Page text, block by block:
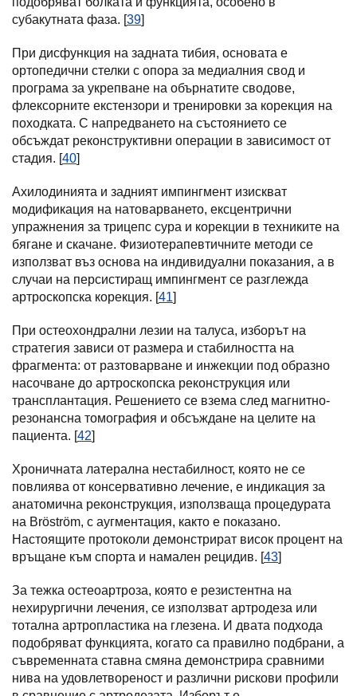
субакутната фаза. [39]
При дисфункция на задната тибия, основата е
ортопедични стелки с опора за медиалния свод и
програма за укрепване на обърнатите сводове,
флексорните екстензори и тренировки за корекция на
походката. С напредването на състоянието се
обсъждат реконструктивни операции в зависимост от
стадия. [40]
Ахилодинията и задният импингмент изискват
модификация на натоварването, ексцентрични
упражнения за трицепс сура и корекции в техниките на
бягане и скачане. Физиотерапевтичните методи се
използват въз основа на индивидуални показания, а в
случаи на персистиращ импингмент се разглежда
артроскопска корекция. [41]
При остеохондрални лезии на талуса, изборът на
стратегия зависи от размера и стабилността на
фрагмента: от разтоварване и инжекции под образно
насочване до артроскопска реконструкция или
трансплантация. Решението се взема след магнитно-
резонансна томография и обсъждане на целите на
пациента. [42]
Хроничната латерална нестабилност, която не се
повлиява от консервативно лечение, е индикация за
анатомична реконструкция, използваща процедурата
на Bröström, с аугментация, както е показано.
Настоящите протоколи демонстрират висок процент на
връщане към спорта и намален рецидив. [43]
За тежка остеоартроза, която е резистентна на
нехирургични лечения, се използват артродеза или
тотална артропластика на глезена. И двата подхода
подобряват функцията, когато са правилно подбрани, а
съвременната ставна смяна демонстрира сравними
нива на удовлетвореност и различни рискови профили